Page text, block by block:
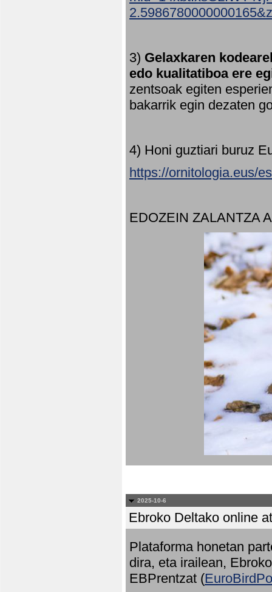
3) Gelaxkaren
edo kualitatiboa ere
zentsoak egiten
bakarrik egin dezaten
4) Honi guztiari buruz
https://ornitologia.eus/
EDOZEIN ZALANTZA
2025-10-6
Ebroko Deltako online
Plataforma honetan
dira, eta irailean,
EBPrentzat (